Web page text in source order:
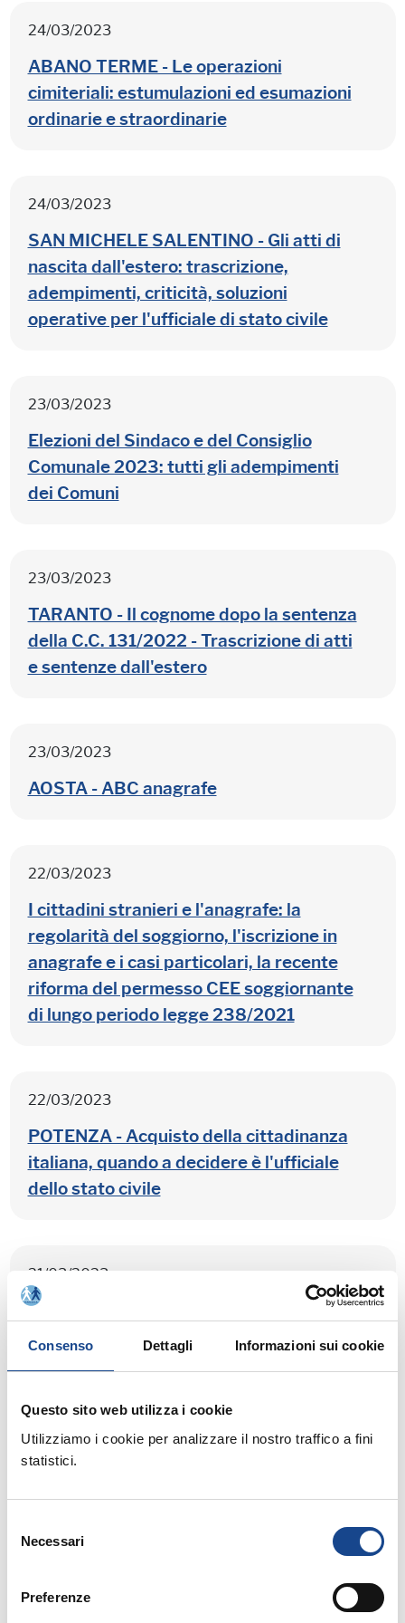
Consenso Dettagli Informazioni sui cookie
Questo sito web utilizza i cookie
Utilizziamo i cookie per analizzare il nostro traffico a fini
statistici.
delNecessari
Preferenze
24/03/2023
ABANO TERME - Le operazioni
cimiteriali: estumulazioni ed esumazioni
ordinarie e straordinarie
24/03/2023
SAN MICHELE SALENTINO - Gli atti di
nascita dall'estero: trascrizione,
adempimenti, criticità, soluzioni
operative per l'ufficiale di stato civile
23/03/2023
Elezioni del Sindaco e del Consiglio
Comunale 2023: tutti gli adempimenti
dei Comuni
23/03/2023
TARANTO - Il cognome dopo la sentenza
della C.C. 131/2022 - Trascrizione di atti
e sentenze dall'estero
23/03/2023
AOSTA - ABC anagrafe
22/03/2023
I cittadini stranieri e l'anagrafe: la
regolarità del soggiorno, l'iscrizione in
anagrafe e i casi particolari, la recente
riforma del permesso CEE soggiornante
di lungo periodo legge 238/2021
22/03/2023
POTENZA - Acquisto della cittadinanza
italiana, quando a decidere è l'ufficiale
dello stato civile
21/03/2023
SAN MICHELE ALL'ADIGE - I cittadini
stranieri e l'anagrafe
21/03/2023
CASTEL SAN PIETRO TERME (BO) -
polizia mortuaria